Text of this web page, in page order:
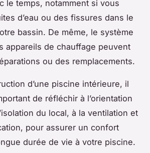
le temps, notamment si vous
d’eau ou des fissures dans le
bassin. De même, le système
appareils de chauffage peuvent
ou des remplacements.
d’une piscine intérieure, il
de réfléchir à l’orientation
du local, à la ventilation et
pour assurer un confort
durée de vie à votre piscine.